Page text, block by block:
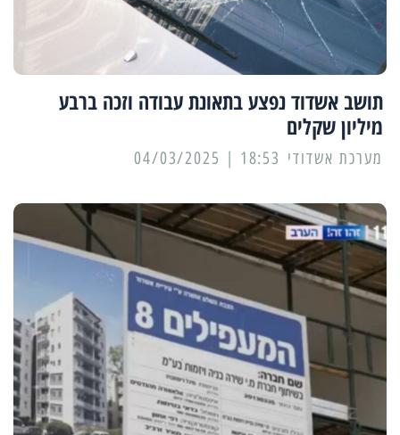
תושב אשדוד נפצע בתאונת עבודה וזכה ברבע
מיליון שקלים
מערכת אשדודי 18:53 | 04/03/2025